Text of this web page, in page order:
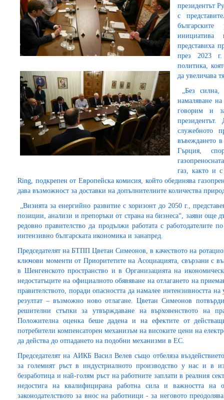
президентът
с
инициатива
представиха
през 2023 г.
политика,
да увеличава
„Без силна,
намаляване
говорим и
президентът.
служебното
въвеждането в
Гърция,
газ, както и
Ring, подкрепен от Европейска комисия, който обединява
дава възможност за доставки на допълнителните количества
„Визията за енергийно развитие с хоризонт до 2050 г.,
позиции, анализи и препоръки от страна на бизнеса“, заяви още
редовно правителство да продължи работата с работодателите
интензивно българската икономика и занапред.
Председателят на БТПП Цветан Симеонов, в качеството на
ключови моменти от Приоритетите на Асоциацията, свързани с
в Шенгенското пространство и в Организацията на
недостатъците на официалното обявяване на отлагането на
правителството, поради опасността да намалее интензивността
резултат – възможно ново отлагане. Цветан Симеонов
решителни стъпки за утвърждаване на върховенството на
Положителна оценка беше дадена и на ефектите от
потребители компенсаторен механизъм на високите цени на
да действа до отпадането на подобни механизми в ЕС.
Председателят на АИКБ Васил Велев също отбеляза
за големият ръст в индустриалното производство у нас и в
безработица и най-голям ръст на работните заплати в реалния
недостига на квалифицирана работна сила и важността на
законодателството за внос на работници - за неговото